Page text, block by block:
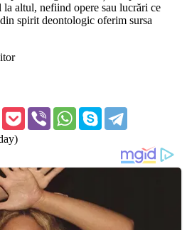
altul, nefiind opere sau lucrări ce
spirit deontologic oferim sursa